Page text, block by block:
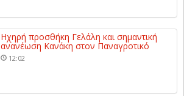
Ηχηρή προσθήκη Γελάλη και σημαντική
ανανέωση Κανάκη στον Παναγροτικό
12:02